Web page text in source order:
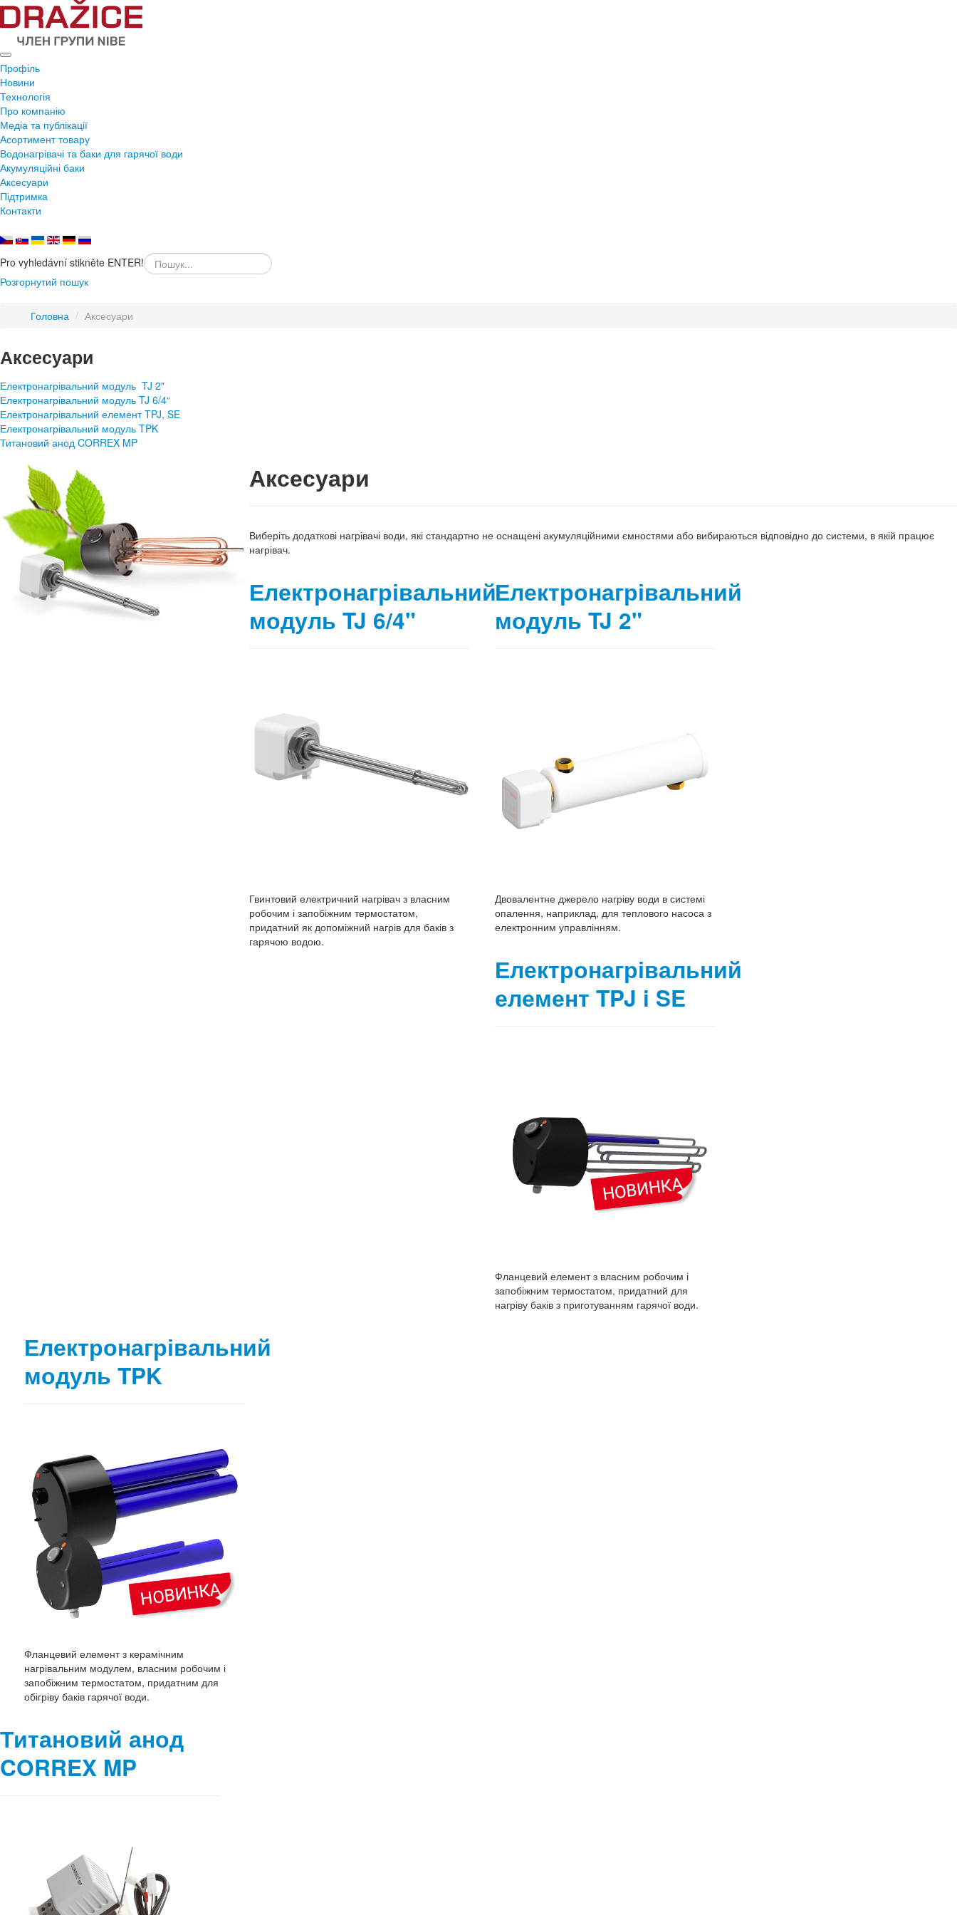
Профіль
Новини
Технологія
Про компанію
Медіа та публікації
Асортимент товару
Водонагрівачі та баки для гарячої води
Акумуляційні баки
Аксесуари
Підтримка
Контакти
Pro vyhledávní stikněte ENTER!
Розгорнутий пошук
Головна / Аксесуари
Аксесуари
Електронагрівальний модуль TJ 2"
Електронагрівальний модуль TJ 6/4“
Електронагрівальний елемент TPJ, SE
Електронагрівальний модуль TPK
Титановий анод CORREX MP
Аксесуари
Виберіть додаткові нагрівачі води, які стандартно не оснащені акумуляційними ємностями або вибираються відповідно до системи, в якій працює
нагрівач.
Електронагрівальний
модуль TJ 6/4"
Гвинтовий електричний нагрівач з власним
робочим і запобіжним термостатом,
придатний як допоміжний нагрів для баків з
гарячою водою.
Електронагрівальний
модуль TJ 2"
Двовалентне джерело нагріву води в системі
опалення, наприклад, для теплового насоса з
електронним управлінням.
Електронагрівальний
елемент TPJ i SE
Фланцевий елемент з власним робочим і
запобіжним термостатом, придатний для
нагріву баків з приготуванням гарячої води.
Електронагрівальний
модуль TPK
Фланцевий елемент з керамічним
нагрівальним модулем, власним робочим і
запобіжним термостатом, придатним для
обігріву баків гарячої води.
Титановий анод
CORREX MP